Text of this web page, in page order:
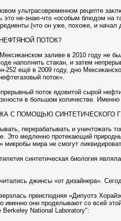
ультрасовременном рецепте
это не-знаю-что «особым блюдом на
(что он уже, похоже, и
ПОТОК?
заливе в 2010 году не
наполнить стакан, и затем
252 ещё в 2009 году, дно
поток».
поток ядовитой сырой
в большом количестве.
С ПОМОЩЬЮ СИНТЕТИЧЕСКОГО
перерабатывать и уничтожать
Это медленно протекающий
микробы мира не смогут
синтетическая биология
джинсы «от дизайнера».
преисподняя «Дипуотэ
именно они проделывают со всей
Berkeley National Laboratory":